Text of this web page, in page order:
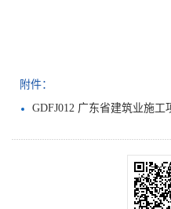
附件：
GDFJ012 广东省建筑业施